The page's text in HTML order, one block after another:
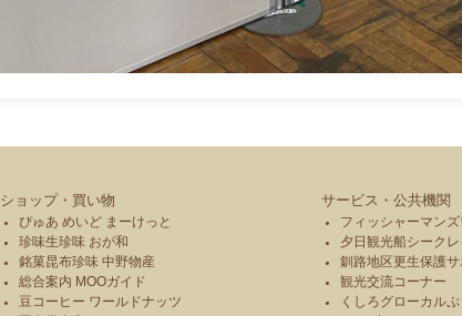
ショップ・買い物
ぴゅあ めいど まーけっと
珍味生珍味 おが和
銘菓昆布珍味 中野物産
総合案内 MOOガイド
豆コーヒー ワールドナッツ
サービス・公共機関
フィッシャーマン
夕日観光船シーク
釧路地区更生保護
観光交流コーナー
くしろグローカル